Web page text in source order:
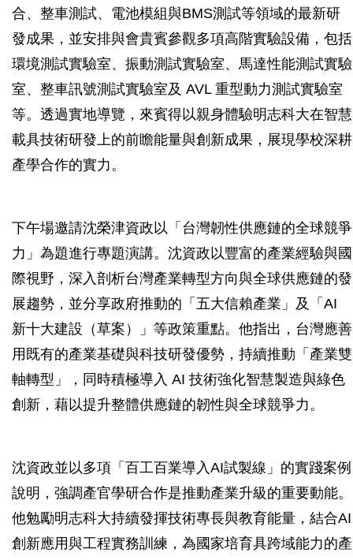
合、整車測試、電池模組與BMS測試等領域的最新研
發成果，並安排與會貴賓參觀多項高階實驗設備，包括
環境測試實驗室、振動測試實驗室、馬達性能測試實驗
室、整車訊號測試實驗室及 AVL 重型動力測試實驗室
等。透過實地導覽，來賓得以親身體驗明志科大在智慧
載具技術研發上的前瞻能量與創新成果，展現學校深耕
產學合作的實力。
下午場邀請沈榮津資政以「台灣韌性供應鏈的全球競爭
力」為題進行專題演講。沈資政以豐富的產業經驗與國
際視野，深入剖析台灣產業轉型方向與全球供應鏈的發
展趨勢，並分享政府推動的「五大信賴產業」及「AI
新十大建設（草案）」等政策重點。他指出，台灣應善
用既有的產業基礎與科技研發優勢，持續推動「產業雙
軸轉型」，同時積極導入 AI 技術強化智慧製造與綠色
創新，藉以提升整體供應鏈的韌性與全球競爭力。
沈資政並以多項「百工百業導入AI試製線」的實踐案例
說明，強調產官學研合作是推動產業升級的重要動能。
他勉勵明志科大持續發揮技術專長與教育能量，結合AI
創新應用與工程實務訓練，為國家培育具跨域能力的產